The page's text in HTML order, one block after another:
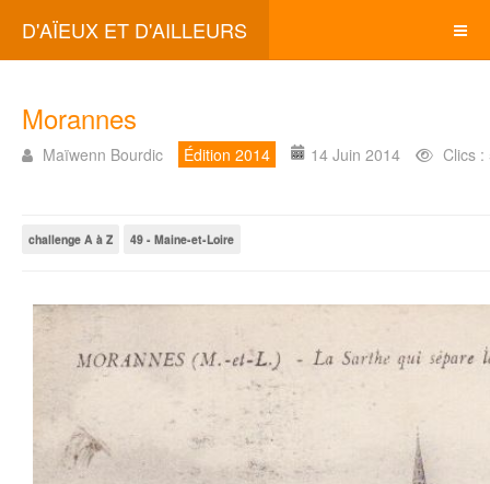
D'AÏEUX ET D'AILLEURS
Morannes
Maïwenn Bourdic Édition 2014 14 Juin 2014 Clics :
challenge A à Z 49 - Maine-et-Loire